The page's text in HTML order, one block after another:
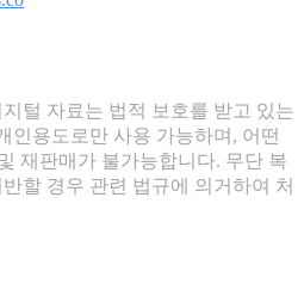
털 자료는 법적 보호를 받고 있는
인용도로만 사용 가능하며, 어떤
재판매가 불가능합니다. 무단 복
할 경우 관련 법규에 의거하여 처